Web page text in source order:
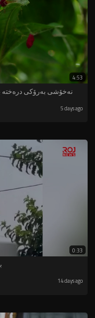
4:53
نەخۆشی بەرۆکی درەختە
5 days ago
0:33
14 days ago